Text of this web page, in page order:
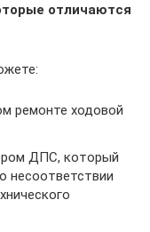
отличаются
ремонте ходовой
ДПС, который
несоответствии